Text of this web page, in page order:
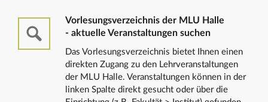
Vorlesungsverzeichnis der MLU Halle
- aktuelle Veranstaltungen suchen
Das Vorlesungsverzeichnis bietet Ihnen einen
direkten Zugang zu den Lehrveranstaltungen
der MLU Halle. Veranstaltungen können in der
linken Spalte direkt gesucht oder über die